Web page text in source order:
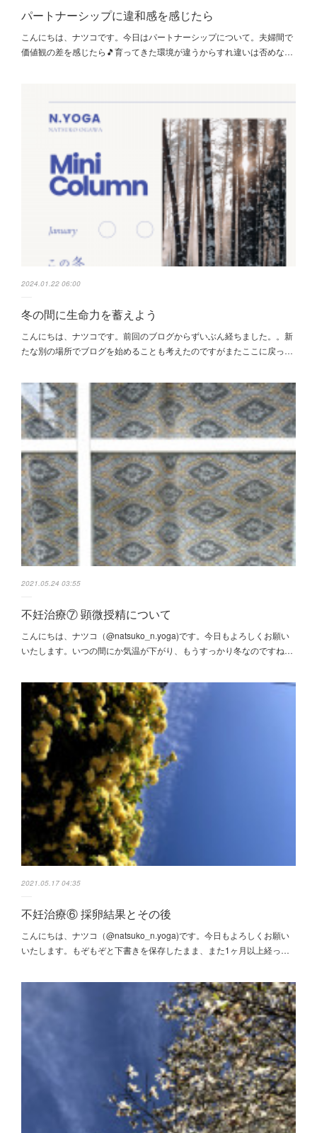
パートナーシップに違和感を感じたら
こんにちは、ナツコです。今日はパートナーシップについて。夫婦間で
価値観の差を感じたら🎵育ってきた環境が違うからすれ違いは否めな…
2024.01.22 06:00
冬の間に生命力を蓄えよう
こんにちは、ナツコです。前回のブログからずいぶん経ちました。。新
たな別の場所でブログを始めることも考えたのですがまたここに戻っ…
2021.05.24 03:55
不妊治療⑦ 顕微授精について
こんにちは、ナツコ（@natsuko_n.yoga)です。今日もよろしくお願い
いたします。いつの間にか気温が下がり、もうすっかり冬なのですね…
2021.05.17 04:35
不妊治療⑥ 採卵結果とその後
こんにちは、ナツコ（@natsuko_n.yoga)です。今日もよろしくお願い
いたします。もぞもぞと下書きを保存したまま、また1ヶ月以上経っ…